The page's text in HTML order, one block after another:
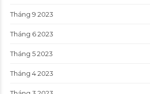
Tháng 9 2023
Tháng 6 2023
Tháng 5 2023
Tháng 4 2023